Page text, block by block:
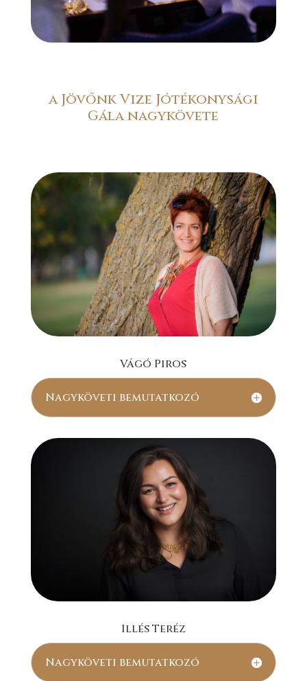
a Jövőnk Vize Jótékonysági
Gála nagykövete
Vágó Piros
Nagyköveti bemutatkozó
Illés Teréz
Nagyköveti bemutatkozó